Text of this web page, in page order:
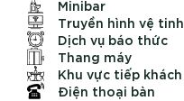
Minibar
Truyền hình vệ tinh
Dịch vụ báo thức
Thang máy
Khu vực tiếp khách
Điện thoại bàn